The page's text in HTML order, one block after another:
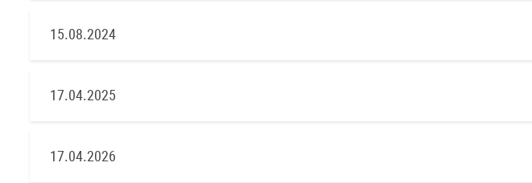
15.08.2024
17.04.2025
17.04.2026